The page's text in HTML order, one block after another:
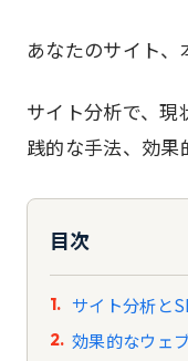
あなたのサイト
サイト分析で、
践的な手法、効果
目次
サイト分析と
効果的なウェ